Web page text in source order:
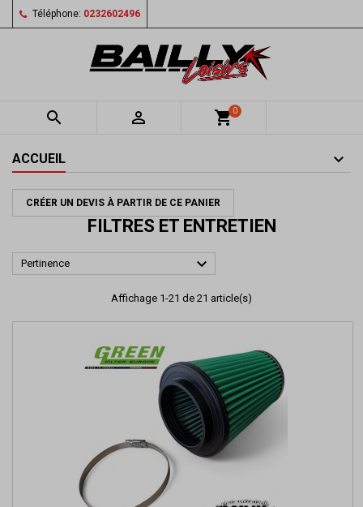
Téléphone: 0232602496
  shopping_cart0
ACCUEIL
CRÉER UN DEVIS À PARTIR DE CE PANIER
FILTRES ET ENTRETIEN
Pertinence 
Affichage 1-21 de 21 article(s)